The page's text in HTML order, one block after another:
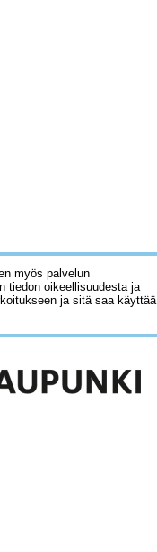
myös palvelun
tiedon oikeellisuudesta ja
ja sitä saa käyttää